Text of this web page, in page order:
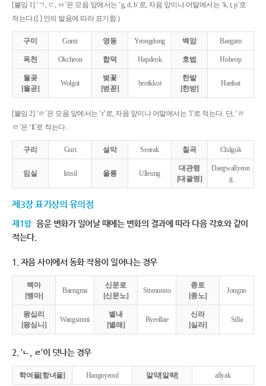
[붙임 1] ‘ㄱ, ㄷ, ㅂ’은 모음 앞에서는 ‘g, d, b’로, 자음 앞이나 어말에서는 ‘k, t, p’로
적는다.([ ] 안의 발음에 따라 표기함.)
구미 Gumi 영동 Yeongdong 백암 Baegam
옥천 Okcheon 합덕 Hapdeok 호법 Hobeop
월곶
[월곧]
Wolgot
벚꽃
[벋꼳]
beotkkot
한밭
[한받]
Hanbat
[붙임 2] ‘ㄹ’은 모음 앞에서는 ‘r’로, 자음 앞이나 어말에서는 ‘l’로 적는다. 단, ‘ㄹ
ㄹ’은 ‘ll’로 적는다.
구리 Guri 설악 Seorak 칠곡 Chilgok
임실 Imsil 울릉 Ulleung
대관령
[대괄령]
Daegwallyeon
g
제3장 표기상의 유의점
제1항 음운 변화가 일어날 때에는 변화의 결과에 따라 다음 각호와 같이
적는다.
1. 자음 사이에서 동화 작용이 일어나는 경우
백마
[뱅마]
Baengma
신문로
[신문노]
Sinmunno
종로
[종노]
Jongno
왕십리
[왕심니]
Wangsimni
별내
[별래]
Byeollae
신라
[실라]
Silla
2. ‘ㄴ, ㄹ’이 덧나는 경우
학여울[항녀울] Hangnyeoul 알약[알략] allyak